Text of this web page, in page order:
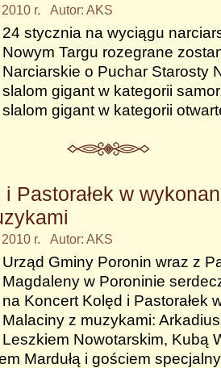
r. Autor: AKS
24 stycznia na wyciągu
Nowym Targu rozegrane
Narciarskie o Puchar Starosty
slalom gigant w kategorii
slalom gigant w kategorii
Pastorałek w
r. Autor: AKS
Urząd Gminy Poronin wraz z
Magdaleny w Poroninie
na Koncert Kolęd i Pastorałek
Malaciny z muzykami:
Leszkiem Nowotarskim, Kubą
Mardułą i gościem